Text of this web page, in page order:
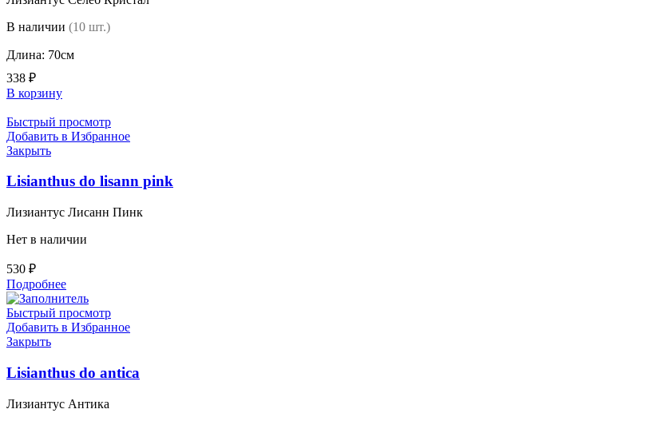
В наличии (10 шт.)
Длина: 70см
338 ₽
В корзину
Быстрый просмотр
Добавить в Избранное
Закрыть
Lisianthus do lisann pink
Лизиантус Лисанн Пинк
Нет в наличии
530 ₽
Подробнее
Быстрый просмотр
Добавить в Избранное
Закрыть
Lisianthus do antica
Лизиантус Антика